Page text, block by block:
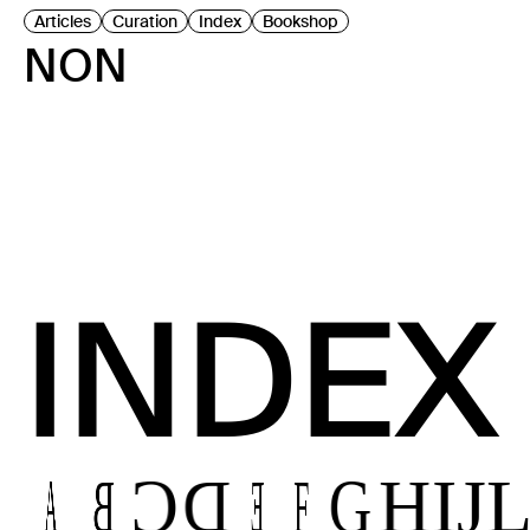
NON
Articles Curation Index Bookshop
INDEX
A B CD E F GHIJL